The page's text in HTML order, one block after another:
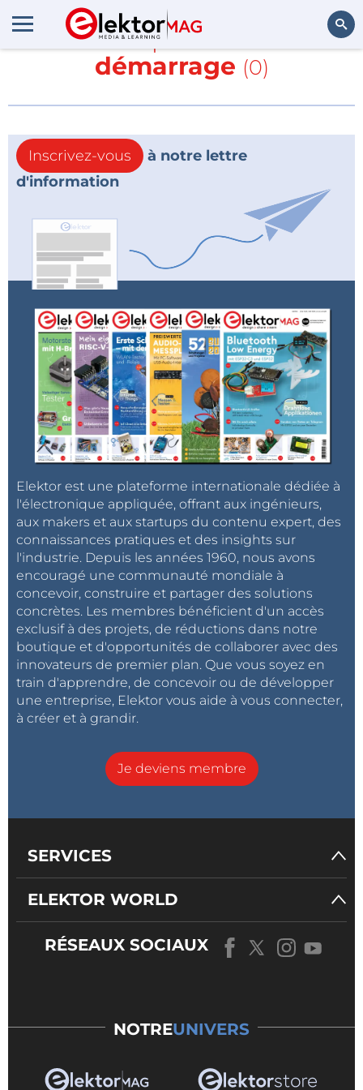
En savoir plus sur
démarrage (0)
Inscrivez-vous
à notre lettre
d'information
Elektor est une plateforme internationale dédiée à
l'électronique appliquée, offrant aux ingénieurs,
aux makers et aux startups du contenu expert, des
connaissances pratiques et des insights sur
l'industrie. Depuis les années 1960, nous avons
encouragé une communauté mondiale à
concevoir, construire et partager des solutions
concrètes. Les membres bénéficient d'un accès
exclusif à des projets, de réductions dans notre
boutique et d'opportunités de collaborer avec des
innovateurs de premier plan. Que vous soyez en
train d'apprendre, de concevoir ou de développer
une entreprise, Elektor vous aide à vous connecter,
à créer et à grandir.
Je deviens membre
SERVICES
ELEKTOR WORLD
RÉSEAUX SOCIAUX
NOTREUNIVERS